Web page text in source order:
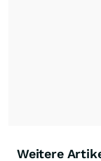
Weitere